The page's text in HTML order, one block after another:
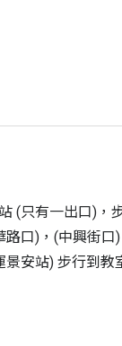
(只有一出口)，
路口)，(中興街
景安站) 步行到教